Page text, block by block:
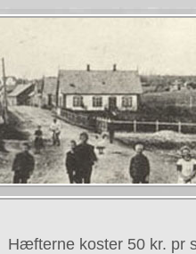
Hæfterne koster 50 kr. pr